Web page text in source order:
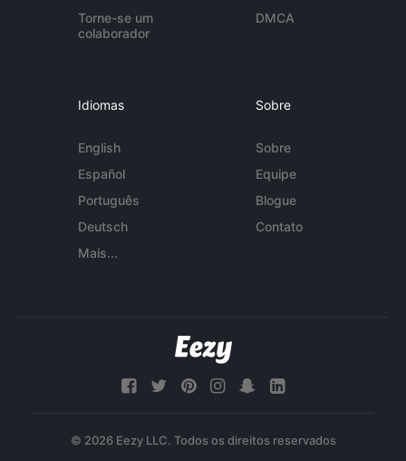
Torne-se um
colaborador
DMCA
Idiomas
English
Español
Português
Deutsch
Mais...
Sobre
Sobre
Equipe
Blogue
Contato
© 2026 Eezy LLC. Todos os direitos reservados